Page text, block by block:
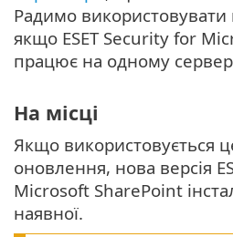
Радимо
якщо ESET Security for
працює на одному
На місці
Якщо використовується
оновлення, нова версія
Microsoft SharePoint
наявної.